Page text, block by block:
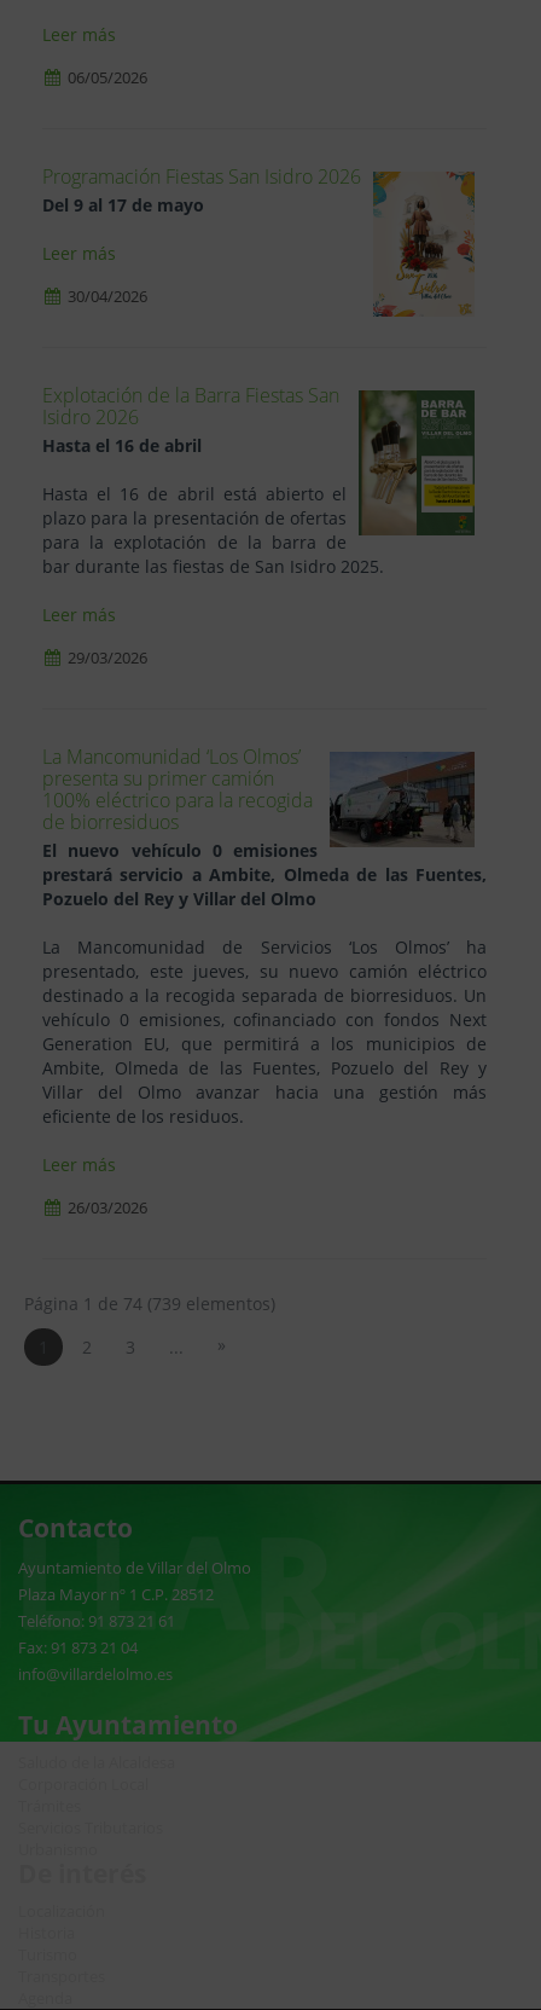
Leer más
06/05/2026
Programación Fiestas San Isidro 2026
Del 9 al 17 de mayo
Leer más
30/04/2026
Explotación de la Barra Fiestas San
Isidro 2026
Hasta el 16 de abril
Hasta el 16 de abril está abierto el
plazo para la presentación de ofertas
para la explotación de la barra de
bar durante las fiestas de San Isidro 2025.
Leer más
29/03/2026
La Mancomunidad ‘Los Olmos’
presenta su primer camión
100% eléctrico para la recogida
de biorresiduos
El nuevo vehículo 0 emisiones
prestará servicio a Ambite, Olmeda de las Fuentes,
Pozuelo del Rey y Villar del Olmo
La Mancomunidad de Servicios ‘Los Olmos’ ha
presentado, este jueves, su nuevo camión eléctrico
destinado a la recogida separada de biorresiduos. Un
vehículo 0 emisiones, cofinanciado con fondos Next
Generation EU, que permitirá a los municipios de
Ambite, Olmeda de las Fuentes, Pozuelo del Rey y
Villar del Olmo avanzar hacia una gestión más
eficiente de los residuos.
Leer más
26/03/2026
Página 1 de 74 (739 elementos)
2 3 ... »
Contacto
Ayuntamiento de Villar del Olmo
Plaza Mayor nº 1 C.P. 28512
Teléfono: 91 873 21 61
Fax: 91 873 21 04
info@villardelolmo.es
Tu Ayuntamiento